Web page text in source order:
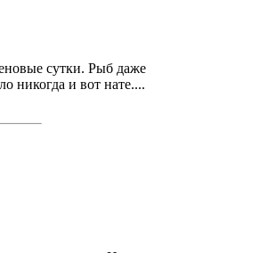
сутки. Рыб даже
никогда и вот нате....